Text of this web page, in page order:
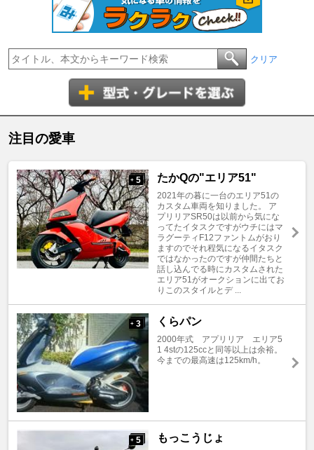
クリア
注目の愛車
+ 5 たかQの"エリア51"
2021年の暮に一台のエリア51の
カスタム車両を知りました。 ア
プリリアSR50は以前から気にな
ってたイタスクですがウチにはマ
ラグーティF12ファントムがおり
ますのでそれ程気になるイタスク
ではなかったのですが仲間たちと
話し込んでる時にカスタムされた
エリア51がオークションに出てお
りこのスタイルとデ ...
+ 3 くらパン
2000年式 アプリリア エリア5
1 4stの125ccと同等以上は余裕。
今までの最高速は125km/h。
+ 5 もっこうじょ